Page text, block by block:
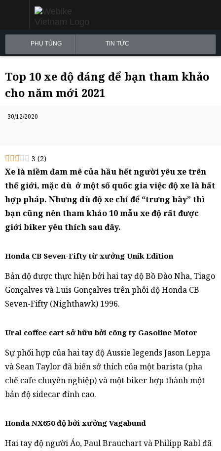
PHỤ TÙNG TIN TỨC
Top 10 xe độ đáng để bạn tham khảo
cho năm mới 2021
30/12/2020
3 (2)
Xe là niềm đam mê của hầu hết người yêu xe trên
thế giới, mặc dù ở một số quốc gia việc độ xe là bất
hợp pháp. Nhưng dù độ xe chỉ để “trưng bày” thì
bạn cũng nên tham khảo 10 mẫu xe độ rất được
giới biker yêu thích sau đây.
Honda CB Seven-Fifty từ xưởng Unik Edition
Bản độ được thực hiện bởi hai tay độ Bồ Đào Nha, Tiago
Gonçalves và Luis Gonçalves trên phôi độ Honda CB
Seven-Fifty (Nighthawk) 1996.
Ural coffee cart sở hữu bởi công ty Gasoline Motor
Sự phối hợp của hai tay độ Aussie legends Jason Leppa
và Sean Taylor đã biến sở thích của một barista (pha
chế cafe chuyên nghiệp) và một biker hợp thành một
bản độ sidecar đỉnh cao.
Honda NX650 độ bởi xưởng Vagabund
Hai tay độ người Áo, Paul Brauchart và Philipp Rabl đã